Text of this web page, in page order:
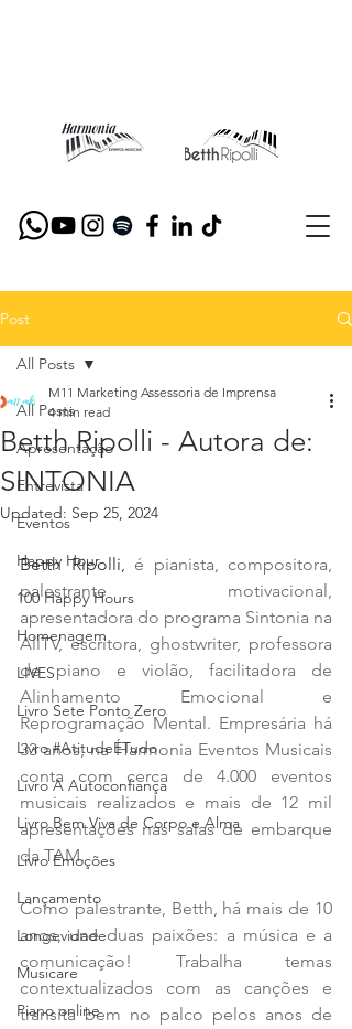
Post
All Posts
Apresentação
Entrevista
Eventos
Happy Hour
100 Happy Hours
Homenagem
LIVES
Livro Sete Ponto Zero
Livro #AtitudeÉTudo
Livro A Autoconfiança
Livro Bem Viva de Corpo e Alma
Livro Emoções
Lançamento
Longevidade
Musicare
Piano online
All Posts
Betth Ripolli - Autora de:
SINTONIA
M11 Marketing Assessoria de Imprensa
4 min read
Updated: Sep 25, 2024
Betth Ripolli, é pianista, compositora,
palestrante motivacional,
apresentadora do programa Sintonia na
AllTV, escritora, ghostwriter, professora
de piano e violão, facilitadora de
Alinhamento Emocional e
Reprogramação Mental. Empresária há
33 anos, na Harmonia Eventos Musicais
conta com cerca de 4.000 eventos
musicais realizados e mais de 12 mil
apresentações nas salas de embarque
da TAM.
Como palestrante, Betth, há mais de 10
anos, une duas paixões: a música e a
comunicação! Trabalha temas
contextualizados com as canções e
transita bem no palco pelos anos de